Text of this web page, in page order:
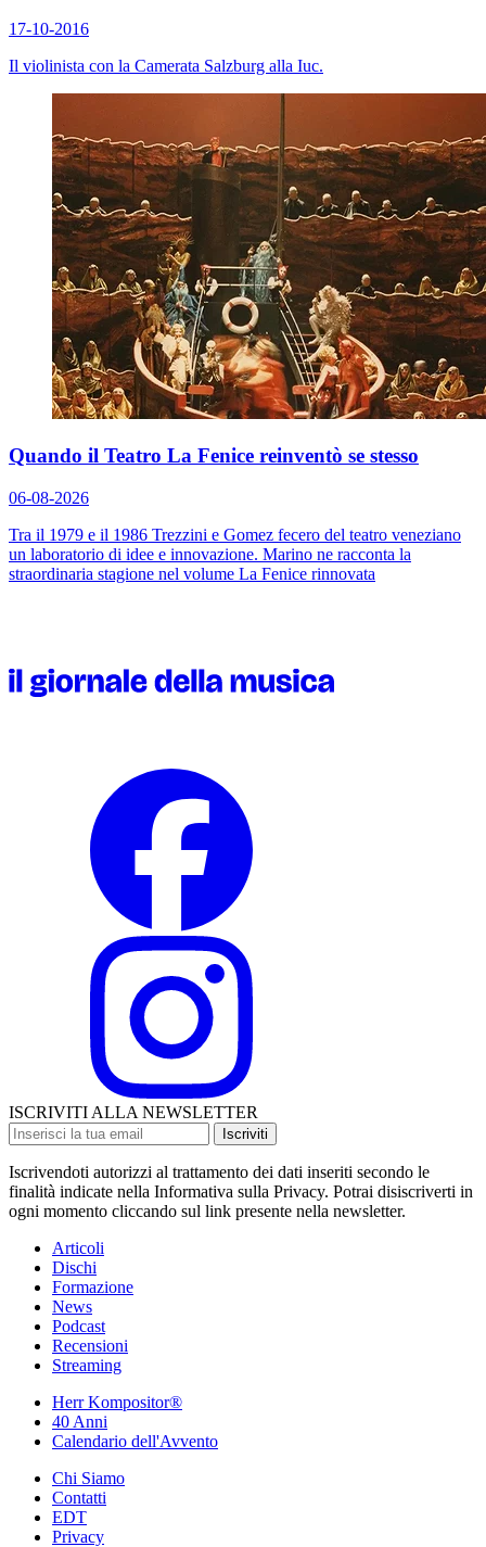
17-10-2016
Il violinista con la Camerata Salzburg alla Iuc.
Quando il Teatro La Fenice reinventò se stesso
06-08-2026
Tra il 1979 e il 1986 Trezzini e Gomez fecero del teatro veneziano
un laboratorio di idee e innovazione. Marino ne racconta la
straordinaria stagione nel volume La Fenice rinnovata
ISCRIVITI ALLA NEWSLETTER
Iscriviti
Iscrivendoti autorizzi al trattamento dei dati inseriti secondo le
finalità indicate nella Informativa sulla Privacy. Potrai disiscriverti in
ogni momento cliccando sul link presente nella newsletter.
Articoli
Dischi
Formazione
News
Podcast
Recensioni
Streaming
Herr Kompositor®
40 Anni
Calendario dell'Avvento
Chi Siamo
Contatti
EDT
Privacy